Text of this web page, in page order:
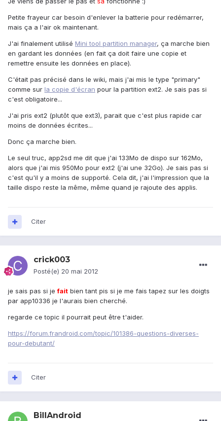
Petite frayeur car besoin d'enlever la batterie pour redémarrer,
mais ça a l'air ok maintenant.
J'ai finalement utilisé Mini tool partition manager, ça marche bien
en gardant les données (en fait ça doit faire une copie et
remettre ensuite les données en place).
C'était pas précisé dans le wiki, mais j'ai mis le type "primary"
comme sur la copie d'écran pour la partition ext2. Je sais pas si
c'est obligatoire...
J'ai pris ext2 (plutôt que ext3), parait que c'est plus rapide car
moins de données écrites...
Donc ça marche bien.
Le seul truc, app2sd me dit que j'ai 133Mo de dispo sur 162Mo,
alors que j'ai mis 950Mo pour ext2 (j'ai une 32Go). Je sais pas si
c'est qu'il y a moins de supporté. Cela dit, j'ai l'impression que la
taille dispo reste la même, même quand je rajoute des applis.
Citer
crick003
Posté(e) 20 mai 2012
je sais pas si jefait bien tant pis si je me fais tapez sur les doigts
par app10336 je l'aurais bien cherché.
regarde ce topic il pourrait peut être t'aider.
https://forum.frandroid.com/topic/101386-questions-diverses-
pour-debutant/
Citer
BillAndroid